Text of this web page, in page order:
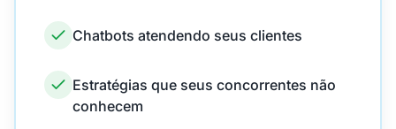
Chatbots atendendo seus clientes
Estratégias que seus concorrentes não
conhecem